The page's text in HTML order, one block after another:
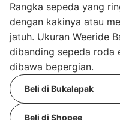
Rangka sepeda yang
dengan kakinya atau
jatuh. Ukuran Weeride
dibanding sepeda roda
dibawa bepergian.
Beli di Bukalapak
Beli di Shopee